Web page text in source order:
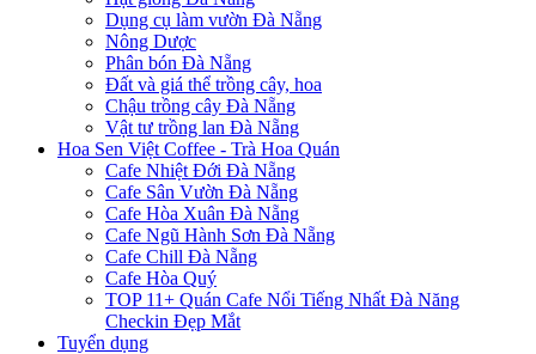
Dụng cụ làm vườn Đà Nẵng
Nông Dược
Phân bón Đà Nẵng
Đất và giá thể trồng cây, hoa
Chậu trồng cây Đà Nẵng
Vật tư trồng lan Đà Nẵng
Hoa Sen Việt Coffee - Trà Hoa Quán
Cafe Nhiệt Đới Đà Nẵng
Cafe Sân Vườn Đà Nẵng
Cafe Hòa Xuân Đà Nẵng
Cafe Ngũ Hành Sơn Đà Nẵng
Cafe Chill Đà Nẵng
Cafe Hòa Quý
TOP 11+ Quán Cafe Nổi Tiếng Nhất Đà Năng
Checkin Đẹp Mắt
Tuyển dụng